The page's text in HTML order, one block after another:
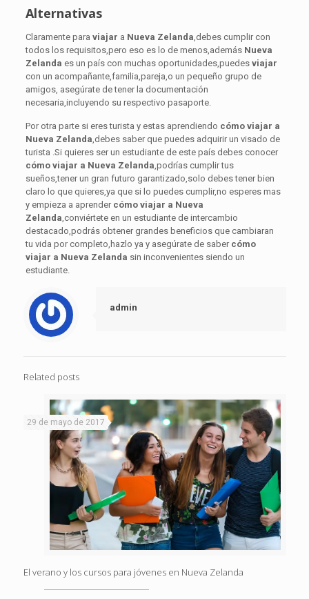
Alternativas
Claramente paraviajar a Nueva Zelanda ,debes cumplir con
todos los requisitos,pero eso es lo de menos,además Nueva
Zelanda es un país con muchas oportunidades,puedesviajar
con un acompañante,familia,pareja,o un pequeño grupo de
amigos, asegúrate de tener la documentación
necesaria,incluyendo su respectivo pasaporte.
Por otra parte si eres turista y estas aprendiendo cómoviajar a
Nueva Zelanda ,debes saber que puedes adquirir un visado de
turista .Si quieres ser un estudiante de este país debes conocer
cómoviajar a Nueva Zelanda ,podrías cumplir tus
sueños,tener un gran futuro garantizado,solo debes tener bien
claro lo que quieres,ya que si lo puedes cumplir,no esperes mas
y empieza a aprender cómoviajar a Nueva
Zelanda ,conviértete en un estudiante de intercambio
destacado,podrás obtener grandes beneficios que cambiaran
tu vida por completo,hazlo ya y asegúrate de saber cómo
viajar a Nueva Zelanda sin inconvenientes siendo un
estudiante.
admin
Related posts
29 de mayo de 2017
El verano y los cursos para jóvenes en Nueva Zelanda